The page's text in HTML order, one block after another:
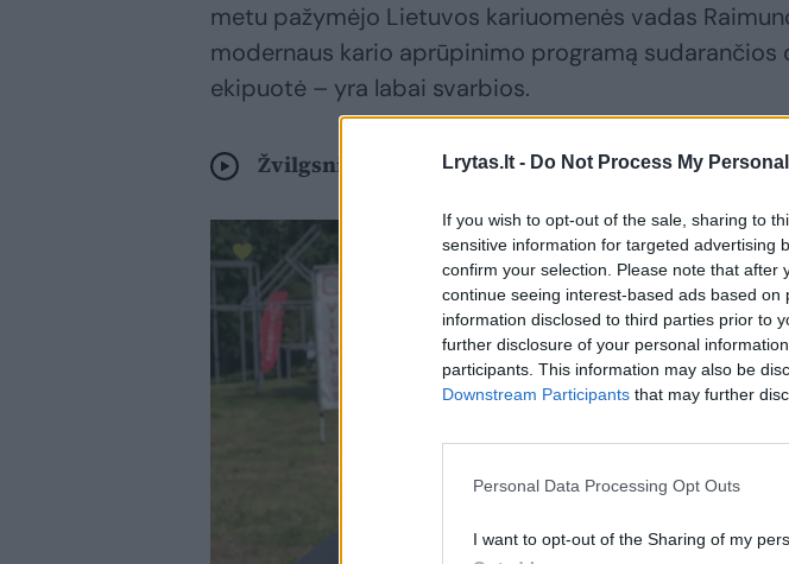
Lrytas.lt - Do Not Process My
If you wish to opt-out of the sale, sharing to
sensitive information for targeted advertising
confirm your selection. Please note that
continue seeing interest-based ads based
information disclosed to third parties prior to
further disclosure of your personal
participants. This information may also be
Downstream Participants that may further
Personal Data Processing Opt Outs
I want to opt-out of the Sharing of my
metu pažymėjo Lietuvos kariuomenės vadas
modernaus kario aprūpinimo programą sudarančios
ekipuotė – yra labai svarbios.
Žvilgsnis iš arčiau: parodė, kaip atrodo dronų